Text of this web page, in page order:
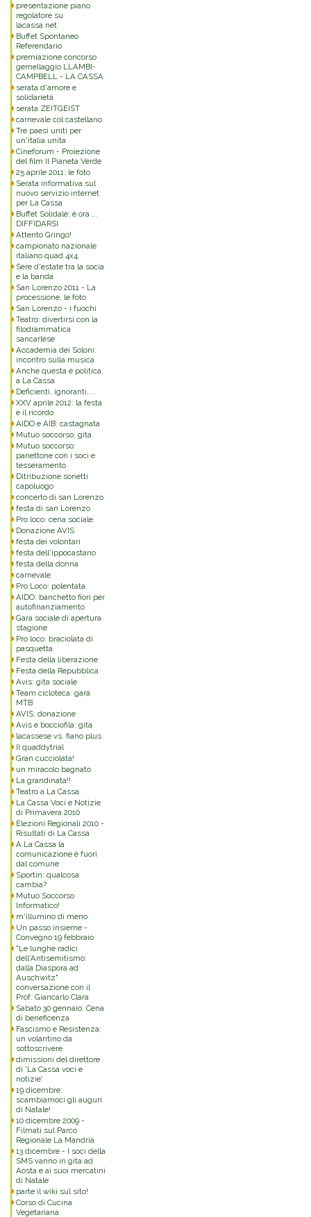
presentazione piano
regolatore su
lacassa.net
Buffet Spontaneo
Referendario
premiazione concorso
gemellaggio LLAMBI-
CAMPBELL - LA CASSA
serata d'amore e
solidarietà
serata ZEITGEIST
carnevale col castellano
Tre paesi uniti per
un'italia unita
Cineforum - Proiezione
del film Il Pianeta Verde
25 aprile 2011: le foto
Serata informativa sul
nuovo servizio internet
per La Cassa
Buffet Solidale: è ora ...
DIFFIDARSI
Attento Gringo!
campionato nazionale
italiano quad 4x4
Sere d'estate tra la socia
e la banda
San Lorenzo 2011 - La
processione, le foto
San Lorenzo - i fuochi
Teatro: divertirsi con la
filodrammatica
sancarlese
Accademia dei Soloni:
incontro sulla musica
Anche questa è politica,
a La Cassa
Deficienti, ignoranti,...
XXV aprile 2012: la festa
e il ricordo
AIDO e AIB: castagnata
Mutuo soccorso: gita
Mutuo soccorso:
panettone con i soci e
tesseramento
Ditribuzione sonetti
capoluogo
concerto di san Lorenzo
festa di san Lorenzo
Pro loco: cena sociale
Donazione AVIS
festa dei volontari
festa dell'ippocastano
festa della donna
carnevale
Pro Loco: polentata
AIDO: banchetto fiori per
autofinanziamento
Gara sociale di apertura
stagione
Pro loco: braciolata di
pasquetta
Festa della liberazione
Festa della Repubblica
Avis: gita sociale
Team cicloteca: gara
MTB
AVIS: donazione
Avis e bocciofila: gita
lacassese vs. fiano plus
II quaddytrial
Gran cucciolata!
un miracolo bagnato
La grandinata!!
Teatro a La Cassa
La Cassa Voci e Notizie
di Primavera 2010
Elezioni Regionali 2010 -
Risultati di La Cassa
A La Cassa la
comunicazione è fuori
dal comune
Sportin: qualcosa
cambia?
Mutuo Soccorso
Informatico!
m'illumino di meno
Un passo insieme -
Convegno 19 febbraio
"Le lunghe radici
dell'Antisemitismo:
dalla Diaspora ad
Auschwitz"
conversazione con il
Prof. Giancarlo Clara
Sabato 30 gennaio: Cena
di beneficenza
Fascismo e Resistenza:
un volantino da
sottoscrivere
dimissioni del direttore
di 'La Cassa voci e
notizie'
19 dicembre:
scambiamoci gli auguri
di Natale!
10 dicembre 2009 -
Filmati sul Parco
Regionale La Mandria
13 dicembre - I soci della
SMS vanno in gita ad
Aosta e ai suoi mercatini
di Natale
parte il wiki sul sito!
Corso di Cucina
Vegetariana